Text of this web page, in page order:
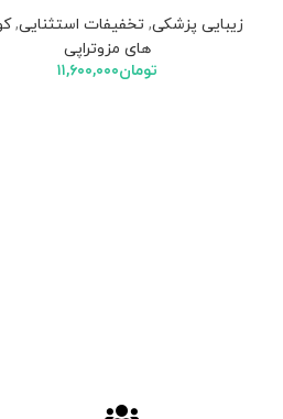
زیبایی پزشکی, تخفیفات استثنایی,
های مزوتراپی
تومان۱۱,۶۰۰,۰۰۰